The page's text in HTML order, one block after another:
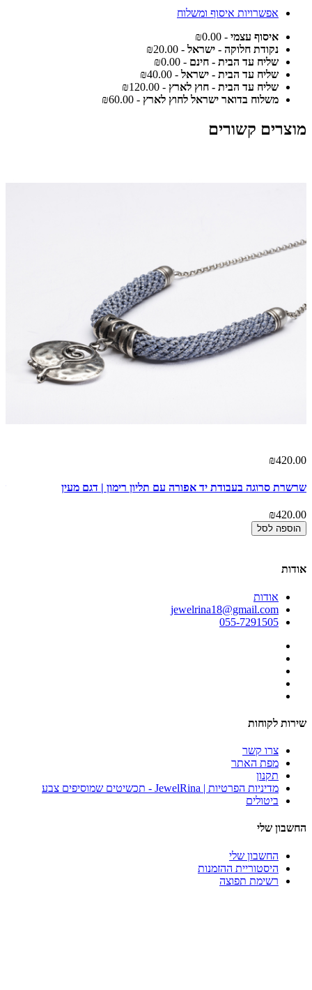
אפשרויות איסוף ומשלוח
איסוף עצמי - ₪0.00
נקודת חלוקה - ישראל - ₪20.00
שליח עד הבית - חינם - ₪0.00
שליח עד הבית - ישראל - ₪40.00
שליח עד הבית - חוץ לארץ - ₪120.00
משלוח בדואר ישראל לחוץ לארץ - ₪60.00
מוצרים קשורים
₪420.00
שרשרת סרוגה בעבודת יד אפורה עם תליון רימון | דגם מעין
₪420.00
הוספה לסל
אודות
אודות
jewelrina18@gmail.com
055-7291505
שירות לקוחות
צרו קשר
מפת האתר
תקנון
מדיניות הפרטיות | JewelRina - תכשיטים שמוסיפים צבע
ביטולים
החשבון שלי
החשבון שלי
היסטוריית ההזמנות
רשימת תפוצה